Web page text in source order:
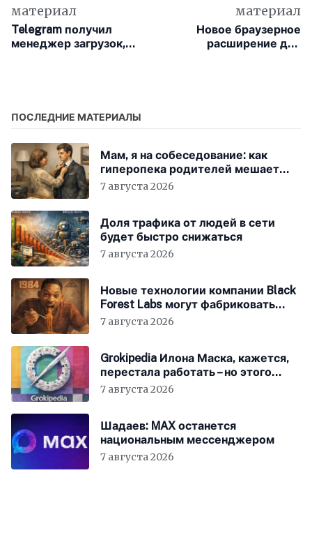
материал
Telegram получил
менеджер загрузок,
материал
Новое браузерное
расширение для
ПОСЛЕДНИЕ МАТЕРИАЛЫ
Мам, я на собеседование: как
гиперопека родителей мешает
«зумерам» устроиться в компанию
7 августа 2026
Доля трафика от людей в сети
будет быстро снижаться
7 августа 2026
Новые технологии компании Black
Forest Labs могут фабриковать
историю, как в «1984»
7 августа 2026
Grokipedia Илона Маска, кажется,
перестала работать – но этого
никто не заметил
7 августа 2026
Шадаев: MAX останется
национальным мессенджером
7 августа 2026